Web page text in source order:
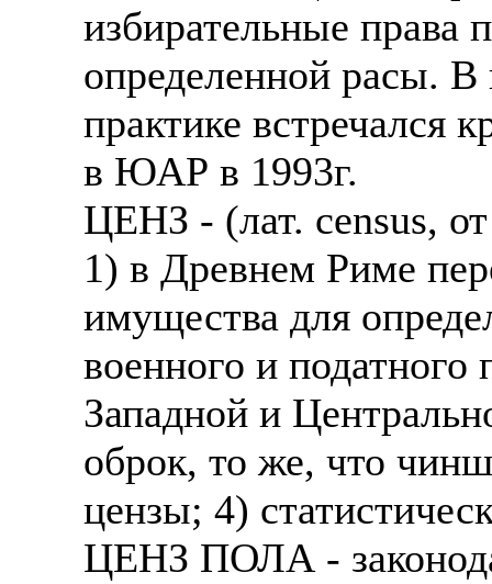
избирательные права
определенной расы. В
практике встречался
в ЮАР в 1993г.
ЦЕНЗ - (лат. census,
1) в Древнем Риме
имущества для
военного и
Западной и
оброк, то же, что
цензы; 4)
ЦЕНЗ ПОЛА -